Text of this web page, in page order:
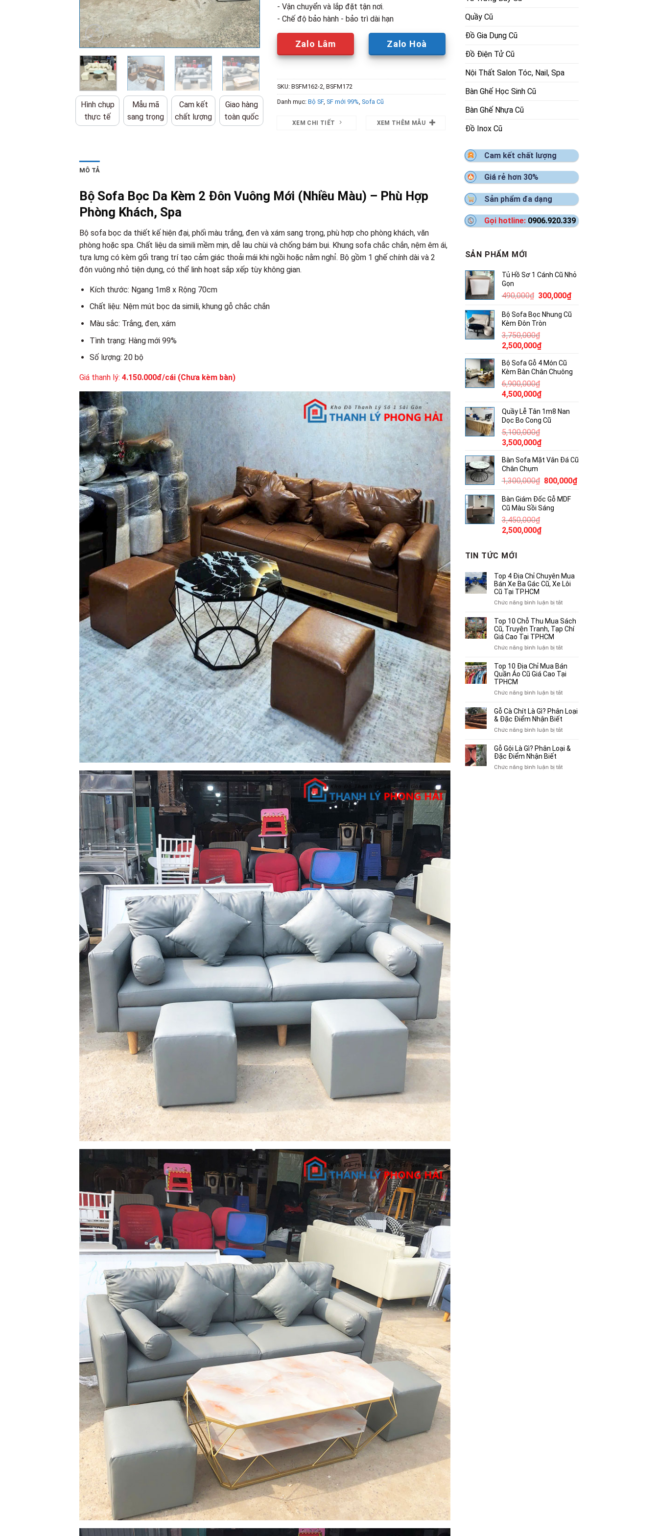
Hình chụp
thực tế
Mẫu mã
sang trọng
Cam kết
chất lượng
Giao hàng
toàn quốc
- Vận chuyển và lắp đặt tận nơi.
- Chế độ bảo hành - bảo trì dài hạn
Zalo Lâm Zalo Hoà
SKU: BSFM162-2, BSFM172
Danh mục: Bộ SF, SF mới 99% Sofa Cũ
XEM CHI TIẾT XEM THÊM MẪU
MÔ TẢ
Bộ Sofa Bọc Da Kèm 2 Đôn Vuông Mới (Nhiều Màu) – Phù Hợp
Phòng Khách, Spa
Bộ sofa bọc da thiết kế hiện đại, phối màu trắng, đen và xám sang trọng, phù hợp cho phòng khách, văn
phòng hoặc spa. Chất liệu da simili mềm mịn, dễ lau chùi và chống bám bụi. Khung sofa chắc chắn, nệm êm ái,
tựa lưng có kèm gối trang trí tạo cảm giác thoải mái khi ngồi hoặc nằm nghỉ. Bộ gồm 1 ghế chính dài và 2
đôn vuông nhỏ tiện dụng, có thể linh hoạt sắp xếp tùy không gian.
Kích thước: Ngang 1m8 x Rộng 70cm
Chất liệu: Nệm mút bọc da simili, khung gỗ chắc chắn
Màu sắc: Trắng, đen, xám
Tình trạng: Hàng mới 99%
Số lượng: 20 bộ
Giá thanh lý: 4.150.000đ/cái (Chưa kèm bàn)
Quầy Cũ
Đồ Gia Dụng Cũ
Đồ Điện Tử Cũ
Nội Thất Salon Tóc, Nail, Spa
Bàn Ghế Học Sinh Cũ
Bàn Ghế Nhựa Cũ
Đồ Inox Cũ
Cam kết chất lượng
Giá rẻ hơn 30%
Sản phẩm đa dạng
Gọi hotline: 0906.920.339
SẢN PHẨM MỚI
Tủ Hồ Sơ 1 Cánh Cũ Nhỏ
Gọn
490,000₫ Giá
là:
490,000₫.
300,000₫Giá
tại
Bộ Sofa Bọc Nhung Cũ
Kèm Đôn Tròn
3,750,000₫
Giá
là:
3,750,000₫.
2,500,000₫Giá
tại
là:
Bộ Sofa Gỗ 4 Món Cũ
Kèm Bàn Chân Chuông
6,900,000₫
Giá
là:
6,900,000₫.
4,500,000₫Giá
tại
là:
Quầy Lễ Tân 1m8 Nan
Dọc Bo Cong Cũ
5,100,000₫
Giá
là:
5,100,000₫.
3,500,000₫Giá
tại
3,500,000₫.
Bàn Sofa Mặt Vân Đá Cũ
Chân Chụm
1,300,000₫ Giá
là:
1,300,000₫.
800,000₫Giá
Bàn Giám Đốc Gỗ MDF
Cũ Màu Sồi Sáng
3,450,000₫
Giá
là:
3,450,000₫.
2,500,000₫Giá
2,500,000₫.
TIN TỨC MỚI
Top 4 Địa Chỉ Chuyên Mua
Bán Xe Ba Gác Cũ, Xe Lôi
Cũ Tại TP.HCM
Chức năng bình luận bị tắtở
4
Địa
Xe
Ba
Cũ,
Lôi
Cũ
Tại
Top 10 Chỗ Thu Mua Sách
Cũ, Truyện Tranh, Tạp Chí
Giá Cao Tại TPHCM
Chức năng bình luận bị tắtở
10
Chỗ
Truyện
Tranh,
Tạp
Giá
Tại
Top 10 Địa Chỉ Mua Bán
Quần Áo Cũ Giá Cao Tại
TPHCM
Chức năng bình luận bị tắtở
10
Địa
Mua
Quần
Cũ
Gỗ Cà Chít Là Gì? Phân Loại
& Đặc Điểm Nhận Biết
Chức năng bình luận bị tắtở
Cà
Gì?
Gỗ Gội Là Gì? Phân Loại &
Đặc Điểm Nhận Biết
Chức năng bình luận bị tắtở